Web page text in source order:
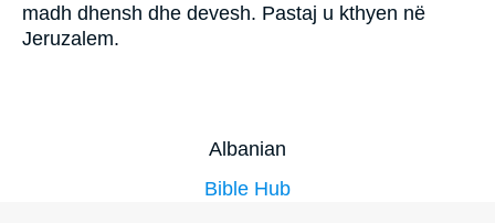
madh dhensh dhe devesh. Pastaj u kthyen në
Jeruzalem.
Albanian
Bible Hub